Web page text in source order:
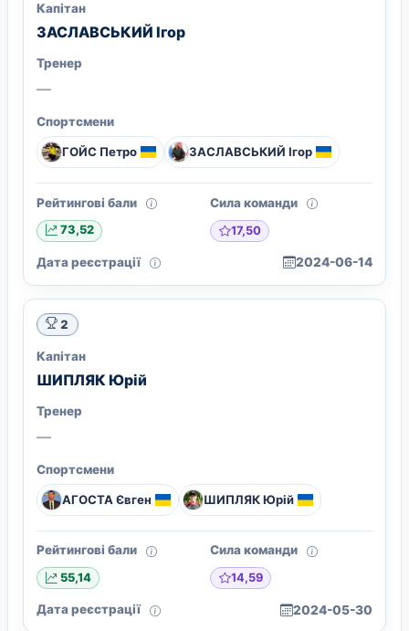
Капітан
ЗАСЛАВСЬКИЙ Ігор
Тренер
—
Спортсмени
ГОЙС Петро ЗАСЛАВСЬКИЙ Ігор
Рейтингові бали
73,52
Сила команди
17,50
Дата реєстрації 2024-06-14
2
Капітан
ШИПЛЯК Юрій
Тренер
—
Спортсмени
АГОСТА Євген ШИПЛЯК Юрій
Рейтингові бали
55,14
Сила команди
14,59
Дата реєстрації 2024-05-30